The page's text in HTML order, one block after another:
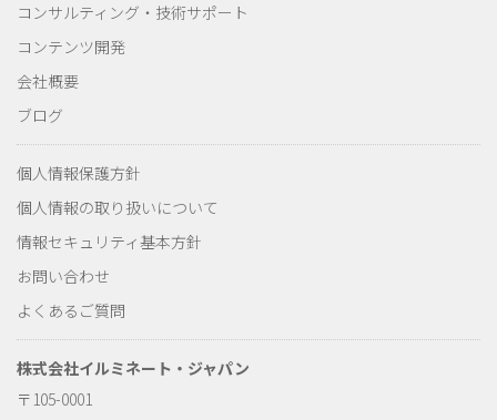
コンサルティング・技術サポート
コンテンツ開発
会社概要
ブログ
個人情報保護方針
個人情報の取り扱いについて
情報セキュリティ基本方針
お問い合わせ
よくあるご質問
株式会社イルミネート・ジャパン
〒105-0001